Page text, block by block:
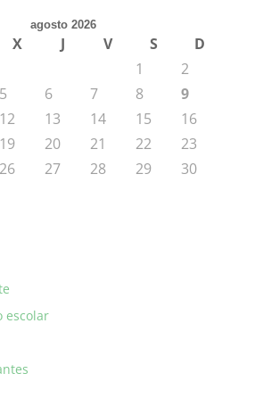
agosto 2026
X J V S
D
1
2
5 6 7 8
9
12 13 14 15
16
19 20 21 22
23
26 27 28 29
30
escolar